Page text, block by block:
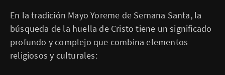
En la tradición Mayo Yoreme de Semana Santa, la
búsqueda de la huella de Cristo tiene un significado
profundo y complejo que combina elementos
religiosos y culturales: